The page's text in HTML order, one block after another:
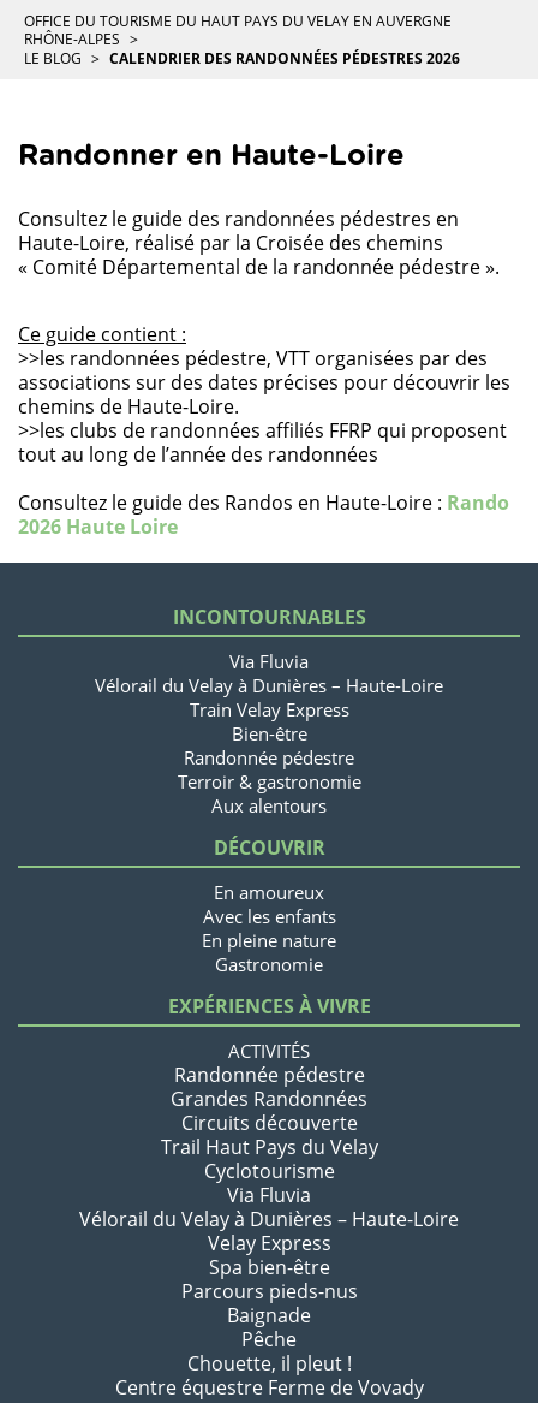
OFFICE DU TOURISME DU HAUT PAYS DU VELAY EN AUVERGNE
RHÔNE-ALPES
LE BLOG
CALENDRIER DES RANDONNÉES PÉDESTRES 2026
Randonner en Haute-Loire
Consultez le guide des randonnées pédestres en
Haute-Loire, réalisé par la Croisée des chemins
« Comité Départemental de la randonnée pédestre ».
Ce guide contient :
>>les randonnées pédestre, VTT organisées par des
associations sur des dates précises pour découvrir les
chemins de Haute-Loire.
>>les clubs de randonnées affiliés FFRP qui proposent
tout au long de l’année des randonnées
Consultez le guide des Randos en Haute-Loire : Rando
2026 Haute Loire
INCONTOURNABLES
Via Fluvia
Vélorail du Velay à Dunières – Haute-Loire
Train Velay Express
Bien-être
Randonnée pédestre
Terroir & gastronomie
Aux alentours
DÉCOUVRIR
En amoureux
Avec les enfants
En pleine nature
Gastronomie
EXPÉRIENCES À VIVRE
ACTIVITÉS
Randonnée pédestre
Grandes Randonnées
Circuits découverte
Trail Haut Pays du Velay
Cyclotourisme
Via Fluvia
Vélorail du Velay à Dunières – Haute-Loire
Velay Express
Spa bien-être
Parcours pieds-nus
Baignade
Pêche
Chouette, il pleut !
Centre équestre Ferme de Vovady